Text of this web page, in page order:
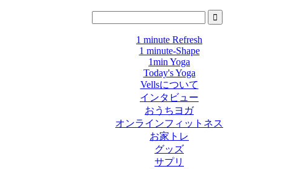
1 minute Refresh
1 minute-Shape
1min Yoga
Today's Yoga
Vellsについて
インタビュー
おうちヨガ
オンラインフィットネス
お家トレ
グッズ
サプリ